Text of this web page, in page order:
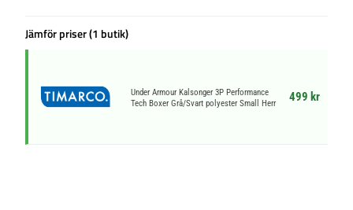
Jämför priser (1 butik)
Under Armour Kalsonger 3P Performance
Tech Boxer Grå/Svart polyester Small Herr
499 kr